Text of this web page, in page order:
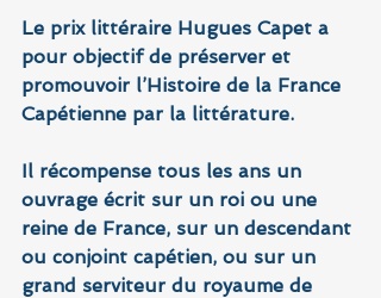
Le prix littéraire Hugues Capet a
pour objectif de préserver et
promouvoir l’Histoire de la France
Capétienne par la littérature.
Il récompense tous les ans un
ouvrage écrit sur un roi ou une
reine de France, sur un descendant
ou conjoint capétien, ou sur un
grand serviteur du royaume de